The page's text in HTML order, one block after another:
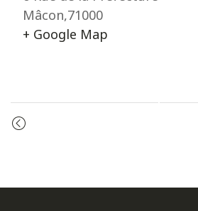
Mâcon,71000
+ Google Map
Event